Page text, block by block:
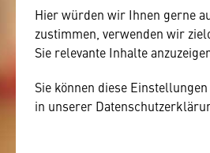
Hier würden wir Ihnen gerne
zustimmen, verwenden wir
Sie relevante Inhalte
Sie können diese
in unserer